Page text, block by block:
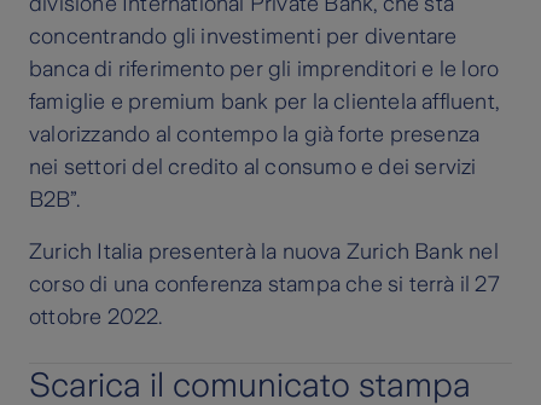
concentrando gli investimenti per diventare
banca di riferimento per gli imprenditori e le loro
famiglie e premium bank per la clientela affluent,
valorizzando al contempo la già forte presenza
nei settori del credito al consumo e dei servizi
B2B”.
Zurich Italia presenterà la nuova Zurich Bank nel
corso di una conferenza stampa che si terrà il 27
ottobre 2022.
Scarica il comunicato stampa